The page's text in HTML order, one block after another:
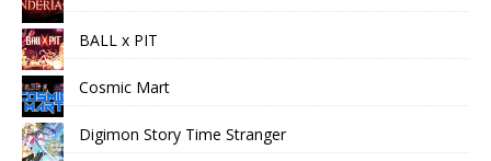
BALL x PIT
Cosmic Mart
Digimon Story Time Stranger